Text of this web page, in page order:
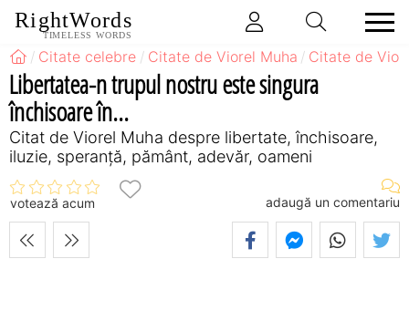
RightWords
TIMELESS WORDS
Citate celebre Citate de Viorel Muha Citate de
Libertatea-n trupul nostru este singura
închisoare în...
Citat de Viorel Muha despre libertate, închisoare,
iluzie, speranță, pământ, adevăr, oameni
votează acum adaugă un comentariu